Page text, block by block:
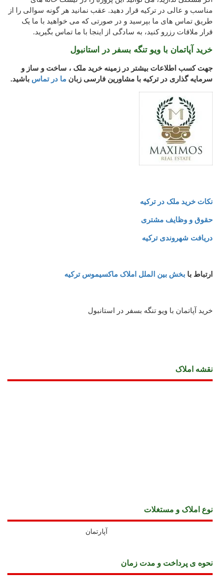
مناسب و عالی در ترکیه قرار دهید. عقب نمانید هر گونه سوالی را از
طریق تماس های ما بپرسید و در صورتی که می خواهید با ما یک
قرار ملاقات رزرو کنید، به سادگی از اینجا با ما تماس بگیرید.
خرید آپاتمان با ویو تنگه بسفر در استانبول
جهت کسب اطلاعات بیشتر در زمینه خرید ملک ، ساخت و ساز و
سرمایه گذاری در ترکیه با مشاورین فارسی زبان ما در تماس باشید.
نکات خرید ملک در ترکیه
حقوق و وظایف مشتری
دریافت شهروندی ترکیه
ارتباط با بخش بین الملل املاک ماکسیموس ترکیه
خرید آپاتمان با ویو تنگه بسفر در استانبول
نقشه املاک
نوع املاک و مستغلات
آپارتمان
نحوه ی پرداخت و مدت زمان